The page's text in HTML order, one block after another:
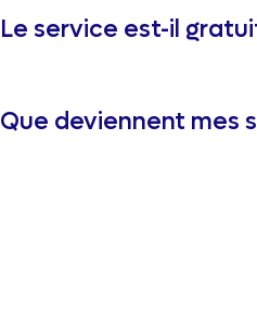
Le service est-il
Que deviennent mes